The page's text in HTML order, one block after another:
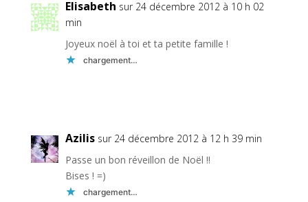
Elisabeth sur 24 décembre 2012 à 10 h 02
min
Joyeux noël à toi et ta petite famille !
chargement…
Azilis sur 24 décembre 2012 à 12 h 39 min
Passe un bon réveillon de Noël !!
Bises ! =)
chargement…